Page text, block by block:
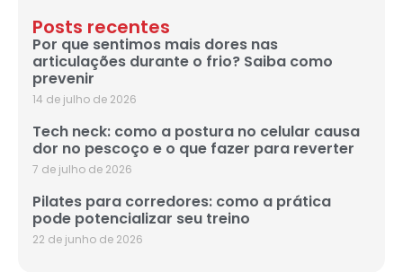
Posts recentes
Por que sentimos mais dores nas
articulações durante o frio? Saiba como
prevenir
14 de julho de 2026
Tech neck: como a postura no celular causa
dor no pescoço e o que fazer para reverter
7 de julho de 2026
Pilates para corredores: como a prática
pode potencializar seu treino
22 de junho de 2026